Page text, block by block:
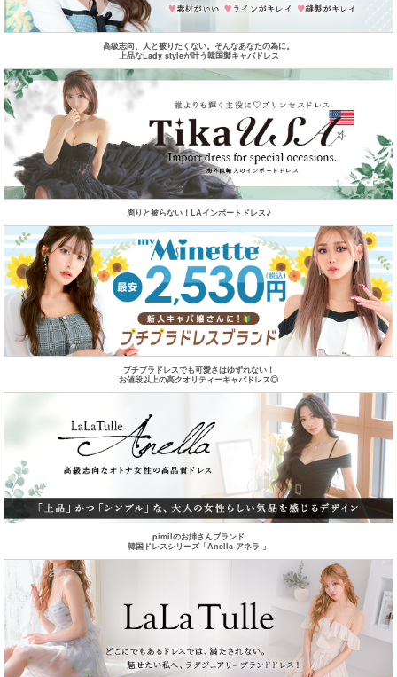
高級志向、人と被りたくない。そんなあなたの為に。
上品なLady styleが叶う韓国製キャバドレス
周りと被らない！LAインポートドレス♪
プチプラドレスでも可愛さはゆずれない！
お値段以上の高クオリティーキャバドレス◎
pimilのお姉さんブランド
韓国ドレスシリーズ「Anella-アネラ-」